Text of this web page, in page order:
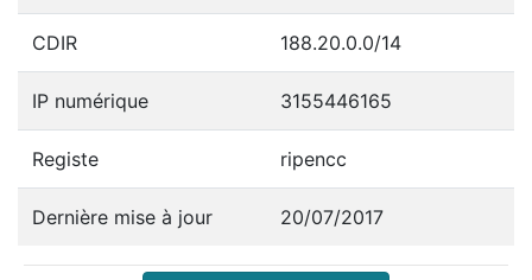
CDIR 188.20.0.0/14
IP numérique 3155446165
Registe ripencc
Dernière mise à jour 20/07/2017